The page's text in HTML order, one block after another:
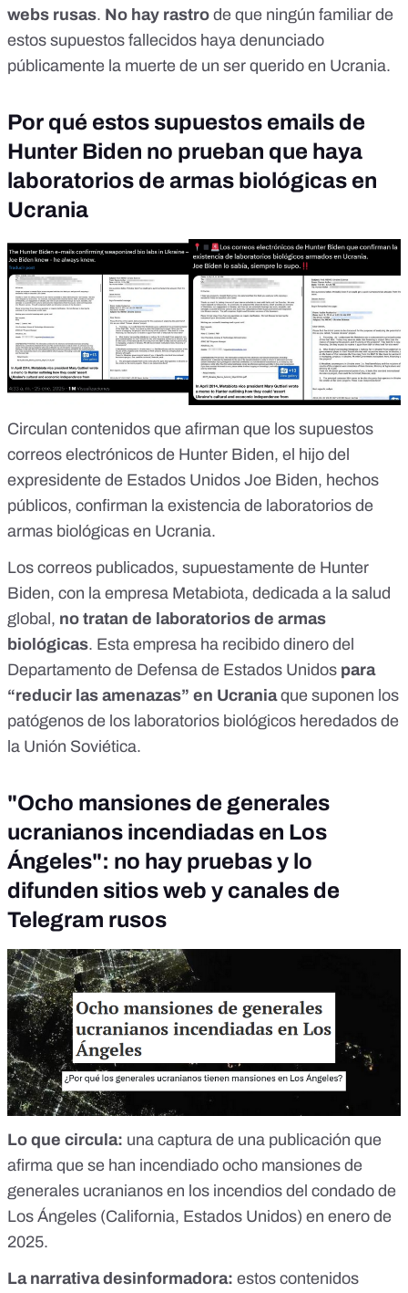
webs rusas. No hay rastro de que ningún familiar de
estos supuestos fallecidos haya denunciado
públicamente la muerte de un ser querido en Ucrania.
Por qué estos supuestos emails de
Hunter Biden no prueban que haya
laboratorios de armas biológicas en
Ucrania
Circulan contenidos que afirman que los supuestos
correos electrónicos de Hunter Biden, el hijo del
expresidente de Estados Unidos Joe Biden, hechos
públicos, confirman la existencia de laboratorios de
armas biológicas en Ucrania.
Los correos publicados, supuestamente de Hunter
Biden, con la empresa Metabiota, dedicada a la salud
global, no tratan de laboratorios de armas
biológicas. Esta empresa ha recibido dinero del
Departamento de Defensa de Estados Unidos para
“reducir las amenazas” en Ucraniaque suponen los
patógenos de los laboratorios biológicos heredados de
la Unión Soviética.
"Ocho mansiones de generales
ucranianos incendiadas en Los
Ángeles": no hay pruebas y lo
difunden sitios web y canales de
Telegram rusos
Lo que circula: una captura de una publicación que
afirma que se han incendiado ocho mansiones de
generales ucranianos en los incendios del condado de
Los Ángeles (California, Estados Unidos) en enero de
2025.
La narrativa desinformadora: estos contenidos